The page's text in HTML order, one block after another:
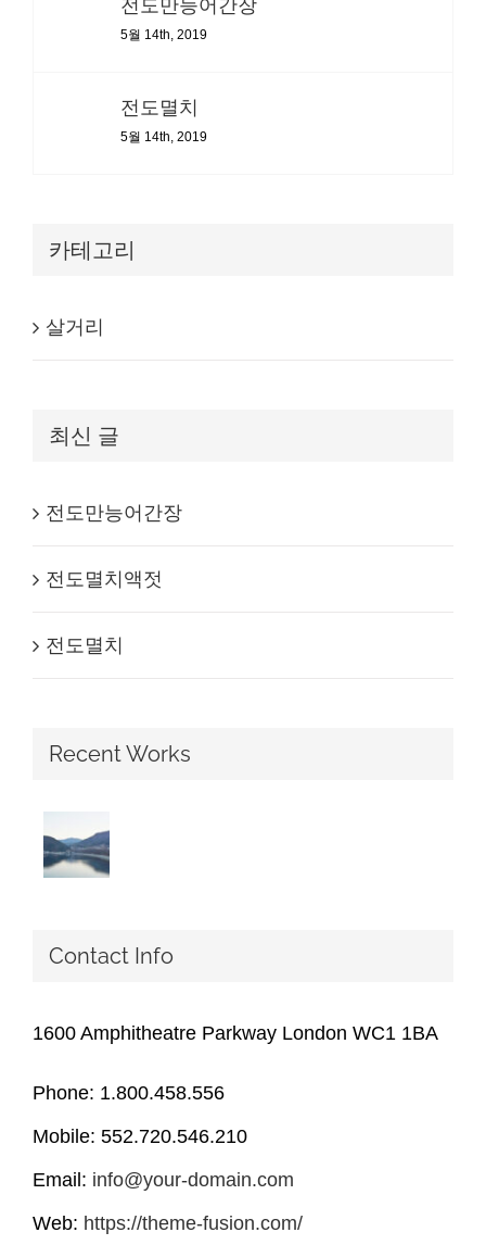
전도만능어간장
5월 14th, 2019
전도멸치
5월 14th, 2019
카테고리
살거리
최신 글
전도만능어간장
전도멸치액젓
전도멸치
Recent Works
Contact Info
1600 Amphitheatre Parkway London WC1 1BA
Phone: 1.800.458.556
Mobile: 552.720.546.210
Email: info@your-domain.com
Web: https://theme-fusion.com/